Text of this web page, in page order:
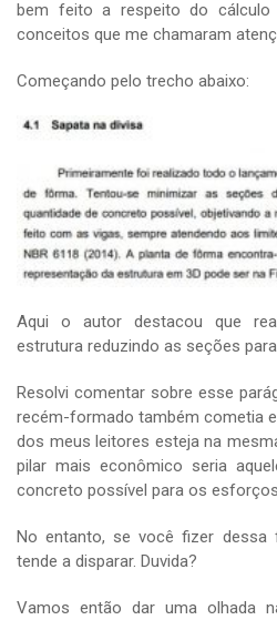
bem feito a respeito do
conceitos que me chamaram
Começando pelo trecho abaixo:
Aqui o autor destacou que
estrutura reduzindo as seções
Resolvi comentar sobre esse
recém-formado também cometia
dos meus leitores esteja na
pilar mais econômico seria
concreto possível para os
No entanto, se você fizer
tende a disparar. Duvida?
Vamos então dar uma olhada